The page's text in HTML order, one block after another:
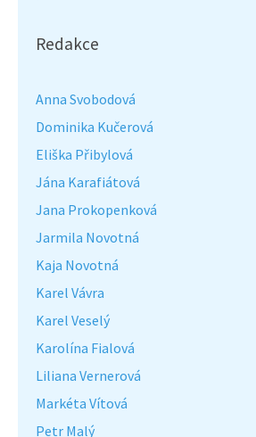
Redakce
Anna Svobodová
Dominika Kučerová
Eliška Přibylová
Jána Karafiátová
Jana Prokopenková
Jarmila Novotná
Kaja Novotná
Karel Vávra
Karel Veselý
Karolína Fialová
Liliana Vernerová
Markéta Vítová
Petr Malý